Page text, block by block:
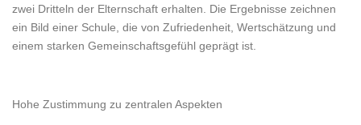
zwei Dritteln der Elternschaft erhalten. Die Ergebnisse zeichnen
ein Bild einer Schule, die von Zufriedenheit, Wertschätzung und
einem starken Gemeinschaftsgefühl geprägt ist.
Hohe Zustimmung zu zentralen Aspekten